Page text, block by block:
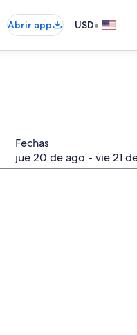
Abrir app USD•
Fechas